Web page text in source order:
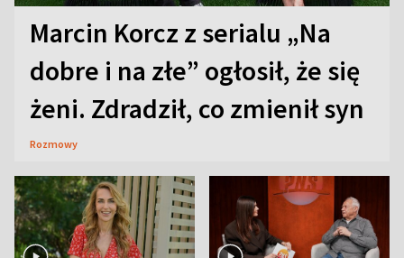
Marcin Korcz z serialu „Na
dobre i na złe” ogłosił, że się
żeni. Zdradził, co zmienił syn
Rozmowy